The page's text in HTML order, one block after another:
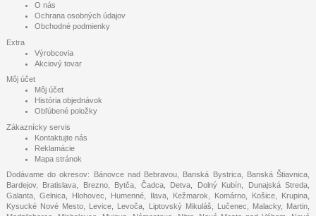
O nás
Ochrana osobných údajov
Obchodné podmienky
Extra
Výrobcovia
Akciový tovar
Môj účet
Môj účet
História objednávok
Obľúbené položky
Zákaznícky servis
Kontaktujte nás
Reklamácie
Mapa stránok
Dodávame do okresov: Bánovce nad Bebravou, Banská Bystrica, Banská Štiavnica,
Bardejov, Bratislava, Brezno, Bytča, Čadca, Detva, Dolný Kubín, Dunajská Streda,
Galanta, Gelnica, Hlohovec, Humenné, Ilava, Kežmarok, Komárno, Košice, Krupina,
Kysucké Nové Mesto, Levice, Levoča, Liptovský Mikuláš, Lučenec, Malacky, Martin,